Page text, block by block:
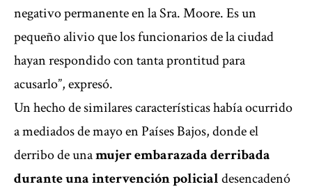
negativo permanente en la Sra. Moore. Es un
pequeño alivio que los funcionarios de la ciudad
hayan respondido con tanta prontitud para
acusarlo”, expresó.
Un hecho de similares características había ocurrido
a mediados de mayo en Países Bajos, donde el
derribo de unamujer embarazada derribada
durante una intervención policialdesencadenó